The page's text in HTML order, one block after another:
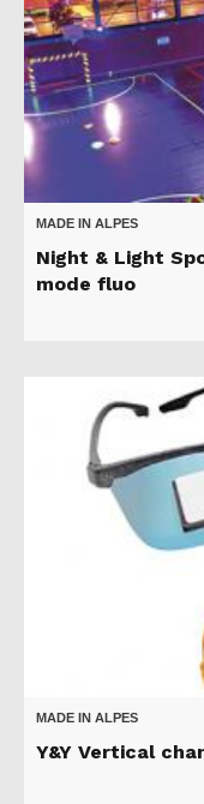
MADE IN ALPES
Night & Light
mode fluo
MADE IN ALPES
Y&Y Vertical